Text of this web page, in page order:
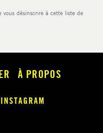
À PROPOS
INSTAGRAM